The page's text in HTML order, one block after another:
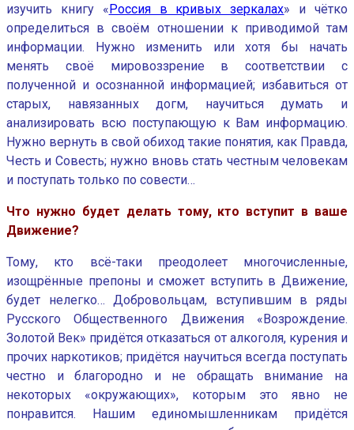
изучить книгу «Россия в кривых зеркалах» и чётко
определиться в своём отношении к приводимой там
информации. Нужно изменить или хотя бы начать
менять своё мировоззрение в соответствии с
полученной и осознанной информацией; избавиться от
старых, навязанных догм, научиться думать и
анализировать всю поступающую к Вам информацию.
Нужно вернуть в свой обиход такие понятия, как Правда,
Честь и Совесть; нужно вновь стать честным человекам
и поступать только по совести…
Что нужно будет делать тому, кто вступит в ваше
Движение?
Тому, кто всё-таки преодолеет многочисленные,
изощрённые препоны и сможет вступить в Движение,
будет нелегко… Добровольцам, вступившим в ряды
Русского Общественного Движения «Возрождение.
Золотой Век» придётся отказаться от алкоголя, курения и
прочих наркотиков; придётся научиться всегда поступать
честно и благородно и не обращать внимание на
некоторых «окружающих», которым это явно не
понравится. Нашим единомышленникам придётся